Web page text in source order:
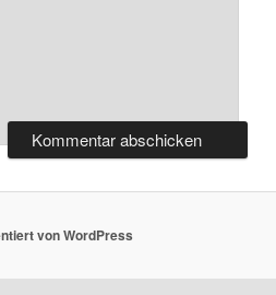
von WordPress